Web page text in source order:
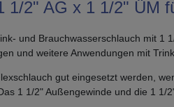
2" AG x 1 1/2" ÜM
und Brauchwasserschlauch mit
und weitere Anwendungen mit
gut eingesetzt werden,
1 1/2" Außengewinde und die 1